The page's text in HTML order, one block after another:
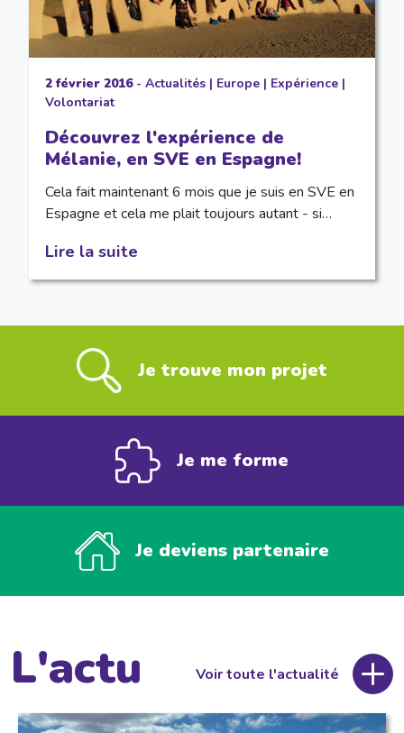
2 février 2016- Actualités| Europe| Expérience|
Volontariat
Découvrez l'expérience de
Mélanie, en SVE en Espagne!
Cela fait maintenant 6 mois que je suis en SVE en
Espagne et cela me plait toujours autant - si…
Lire la suite
Je trouve mon projet
Je me forme
Je deviens partenaire
L'actu Voir toute l'actualité